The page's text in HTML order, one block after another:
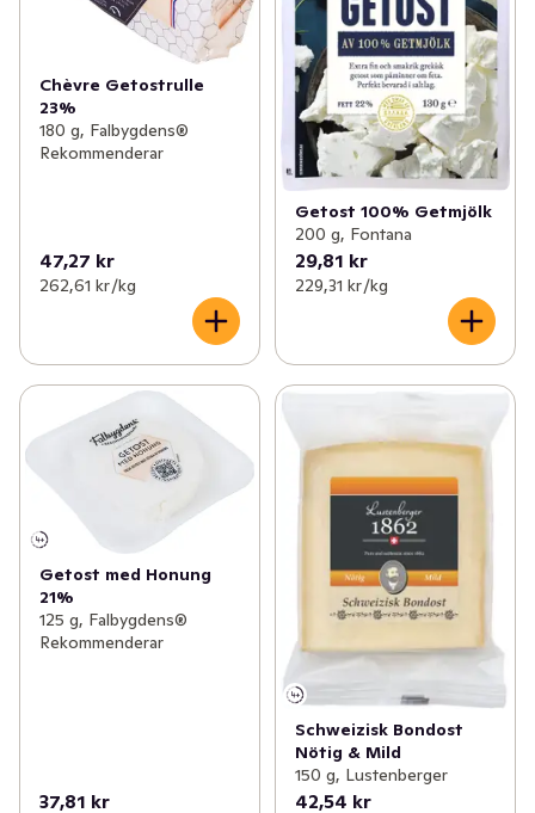
Chèvre Getostrulle
23%
180 g, Falbygdens®
Rekommenderar
47,27 kr
262,61 kr /kg
Getost 100% Getmjölk
200 g, Fontana
29,81 kr
229,31 kr /kg
Getost med Honung
21%
125 g, Falbygdens®
Rekommenderar
37,81 kr
Schweizisk Bondost
Nötig & Mild
150 g, Lustenberger
42,54 kr